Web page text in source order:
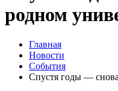
родном
Главная
Новости
События
Спустя годы —